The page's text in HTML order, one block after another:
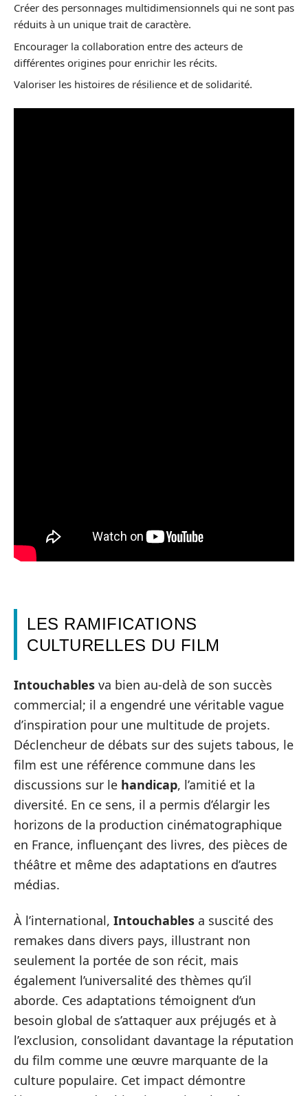
Créer des personnages multidimensionnels qui ne sont pas
réduits à un unique trait de caractère.
Encourager la collaboration entre des acteurs de
différentes origines pour enrichir les récits.
Valoriser les histoires de résilience et de solidarité.
LES RAMIFICATIONS
CULTURELLES DU FILM
Intouchables va bien au-delà de son succès
commercial; il a engendré une véritable vague
d’inspiration pour une multitude de projets.
Déclencheur de débats sur des sujets tabous, le
film est une référence commune dans les
discussions sur le handicap, l’amitié et la
diversité. En ce sens, il a permis d’élargir les
horizons de la production cinématographique
en France, influençant des livres, des pièces de
théâtre et même des adaptations en d’autres
médias.
À l’international, Intouchables a suscité des
remakes dans divers pays, illustrant non
seulement la portée de son récit, mais
également l’universalité des thèmes qu’il
aborde. Ces adaptations témoignent d’un
besoin global de s’attaquer aux préjugés et à
l’exclusion, consolidant davantage la réputation
du film comme une œuvre marquante de la
culture populaire. Cet impact démontre